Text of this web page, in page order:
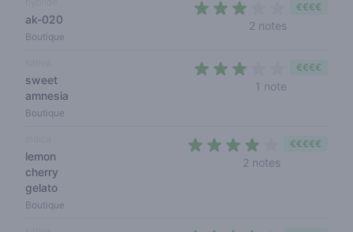
ak-020
Boutique
2 notes
€€€€
sweet
amnesia
Boutique
1 note
€€€€
lemon
cherry
gelato
Boutique
2 notes
€€€€€